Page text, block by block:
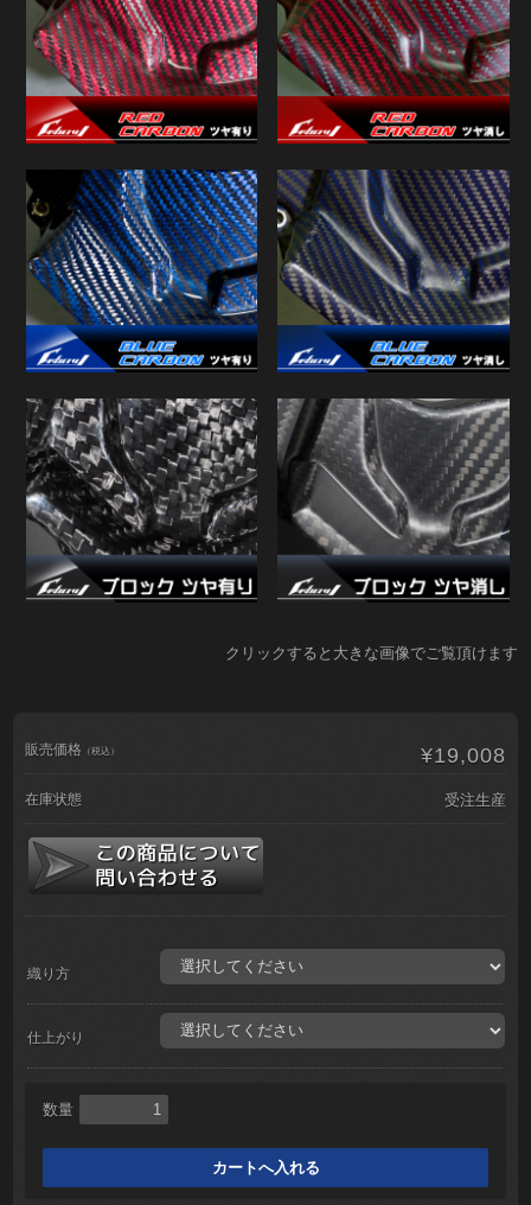
クリックすると大きな画像でご覧頂けます
販売価格 （税込） ¥19,008
在庫状態 受注生産
織り方
仕上がり
数量